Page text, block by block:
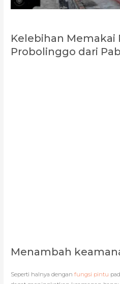
Kelebihan Memakai
Probolinggo dari
Menambah
Seperti halnya denganfungsi pintu